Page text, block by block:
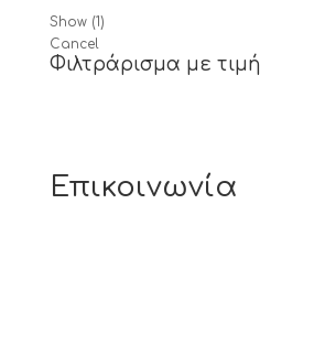
Show (1 )
Cancel
Φιλτράρισμα με τιμή
Επικοινωνία